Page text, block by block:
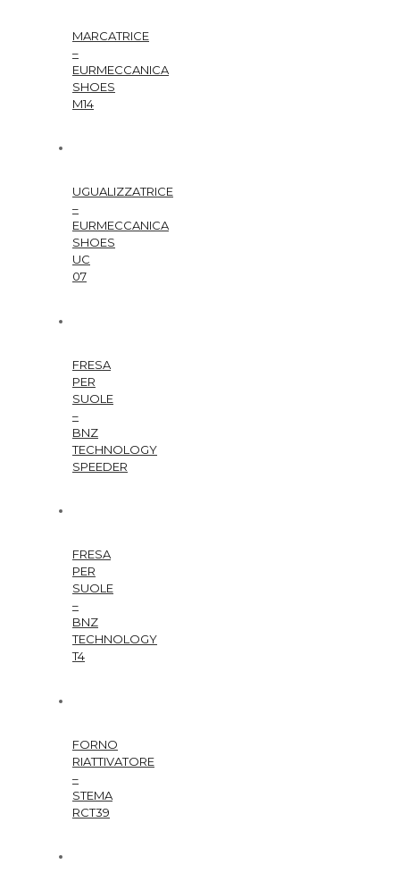
MARCATRICE
–
EURMECCANICA
SHOES
M14
UGUALIZZATRICE
–
EURMECCANICA
SHOES
UC
07
FRESA
PER
SUOLE
–
BNZ
TECHNOLOGY
SPEEDER
FRESA
PER
SUOLE
–
BNZ
TECHNOLOGY
T4
FORNO
RIATTIVATORE
–
STEMA
RCT39